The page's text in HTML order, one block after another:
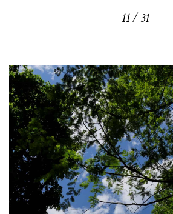
11 / 31